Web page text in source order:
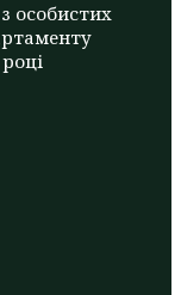
особистих